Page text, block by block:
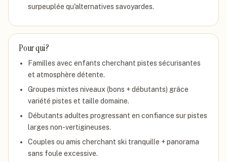
surpeuplée qu'alternatives savoyardes.
Pour qui ?
Familles avec enfants cherchant pistes sécurisantes
et atmosphère détente.
Groupes mixtes niveaux (bons + débutants) grâce
variété pistes et taille domaine.
Débutants adultes progressant en confiance sur pistes
larges non-vertigineuses.
Couples ou amis cherchant ski tranquille + panorama
sans foule excessive.